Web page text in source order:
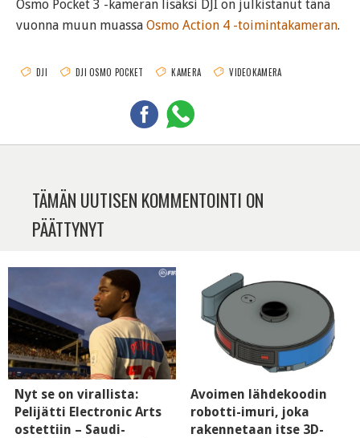
Osmo Pocket 3 -kameran lisäksi DJI on julkistanut tänä
vuonna muun muassa Osmo Action 4 -toimintakameran.
DJI DJI OSMO POCKET KAMERA VIDEOKAMERA
TÄMÄN UUTISEN KOMMENTOINTI ON
PÄÄTTYNYT
Nyt se on virallista:
Pelijätti Electronic Arts
ostettiin – Saudi-
Avoimen lähdekoodin
robotti-imuri, joka
rakennetaan itse 3D-